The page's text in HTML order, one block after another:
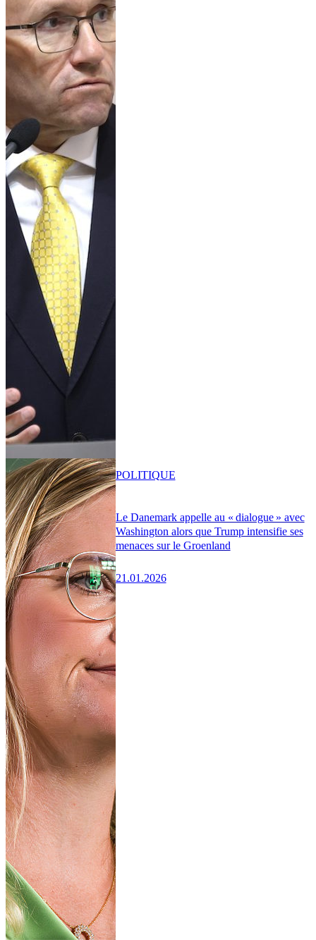
Le Danemark appelle au « dialogue » avec
Washington alors que Trump intensifie ses
menaces sur le Groenland
21.01.2026
POLITIQUE